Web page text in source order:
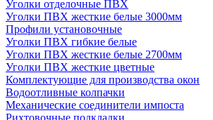
Уголки отделочные ПВХ
Уголки ПВХ жесткие белые 3000мм
Профили установочные
Уголки ПВХ гибкие белые
Уголки ПВХ жесткие белые 2700мм
Уголки ПВХ жесткие цветные
Комплектующие для производства окон
Водоотливные колпачки
Механические соединители импоста
Рихтовочные подкладки